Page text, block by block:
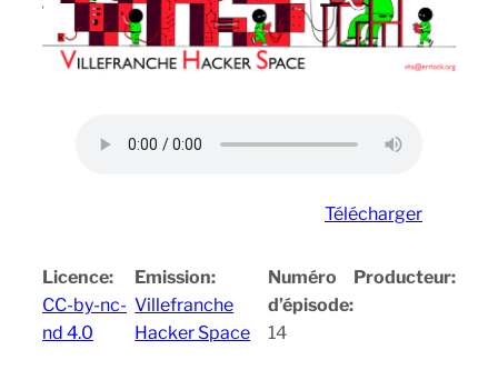
Télécharger
Licence:
CC-by-nc-
nd 4.0
Emission:
Villefranche
Hacker Space
Numéro
d’épisode:
14
Producteur: